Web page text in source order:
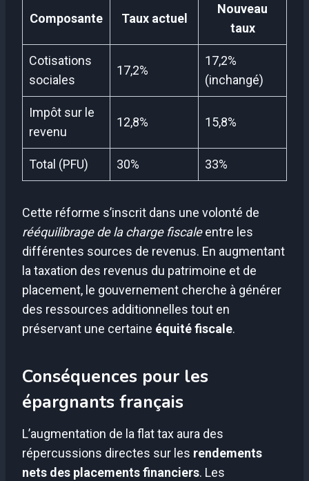
Composante Taux actuel
Nouveau
taux
Cotisations
sociales
17,2%
17,2%
(inchangé)
Impôt sur le
revenu
12,8% 15,8%
Total (PFU) 30% 33%
Cette réforme s’inscrit dans une volonté de
rééquilibrage de la charge fiscaleentre les
différentes sources de revenus. En augmentant
la taxation des revenus du patrimoine et de
placement, le gouvernement cherche à générer
des ressources additionnelles tout en
préservant une certaine équité fiscale.
Conséquences pour les
épargnants français
L’augmentation de la flat tax aura des
répercussions directes sur les rendements
nets des placements financiers. Les